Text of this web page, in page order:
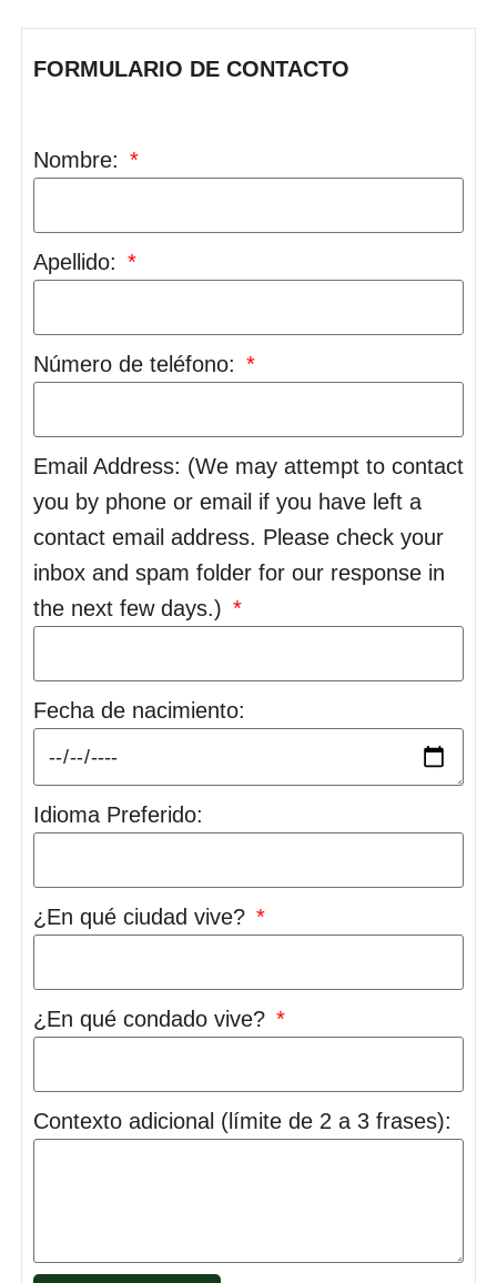
FORMULARIO DE CONTACTO
Nombre:
Apellido:
Número de teléfono:
Email Address: (We may attempt to contact
you by phone or email if you have left a
contact email address. Please check your
inbox and spam folder for our response in
the next few days.)
Fecha de nacimiento:
Idioma Preferido:
¿En qué ciudad vive?
¿En qué condado vive?
Contexto adicional (límite de 2 a 3 frases):